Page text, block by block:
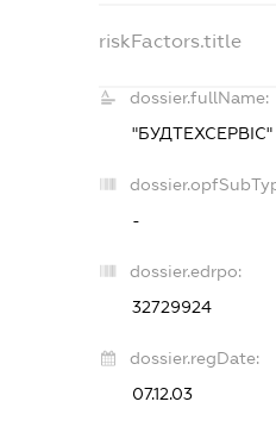
riskFactors.title
dossier.fullName:
"БУДТЕХСЕРВІС"
-
dossier.edrpo:
32729924
dossier.regDate:
07.12.03